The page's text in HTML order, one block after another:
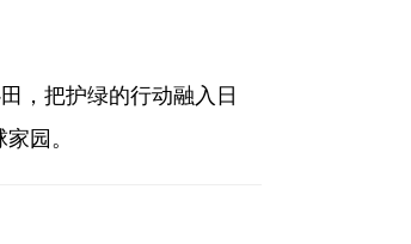
，把护绿的行动融入日
园。